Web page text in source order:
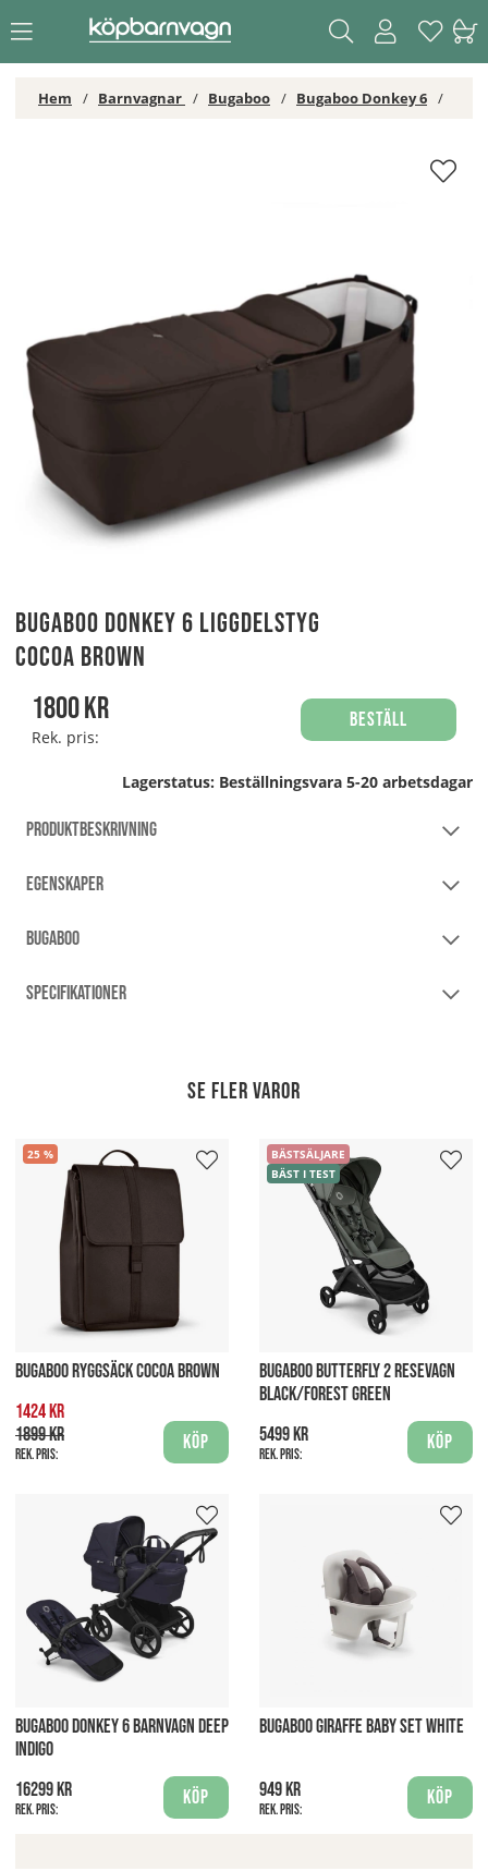
Hem Barnvagnar Bugaboo Bugaboo Donkey 6
Bugaboo Donkey 6 Liggdelstyg
Cocoa Brown
1800kr
Rek. pris:
Beställ
Lagerstatus: Beställningsvara 5-20 arbetsdagar
PRODUKTBESKRIVNING
EGENSKAPER
BUGABOO
SPECIFIKATIONER
Se fler varor
25
BUGABOO RYGGSÄCK COCOA BROWN
1424 kr
1899 kr
Rek. pris:
Köp
BÄSTSÄLJARE
BÄST I TEST
BUGABOO BUTTERFLY 2 RESEVAGN
BLACK/FOREST GREEN
5499 kr
Rek. pris:
Köp
BUGABOO DONKEY 6 BARNVAGN DEEP
INDIGO
16299 kr
Rek. pris:
Köp
BUGABOO GIRAFFE BABY SET WHITE
949 kr
Rek. pris:
Köp